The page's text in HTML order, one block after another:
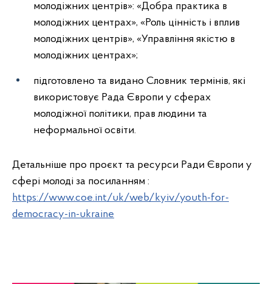
молодіжних центрів»: «Добра практика в
молодіжних центрах», «Роль цінність і вплив
молодіжних центрів», «Управління якістю в
молодіжних центрах»;
підготовлено та видано Словник термінів, які
використовує Рада Європи у сферах
молодіжної політики, прав людини та
неформальної освіти.
Детальніше про проєкт та ресурси Ради Європи у
сфері молоді за посиланням :
https://www.coe.int/uk/web/kyiv/youth-for-
democracy-in-ukraine